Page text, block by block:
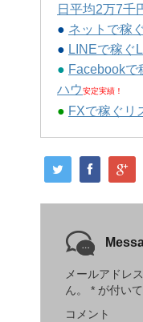
日平均2万7千
● ネットで稼
● LINEで稼ぐ
● Facebookで
ハウ安定実績！
● FXで稼ぐリ
メールアドレ
ん。
* が付い
コメント